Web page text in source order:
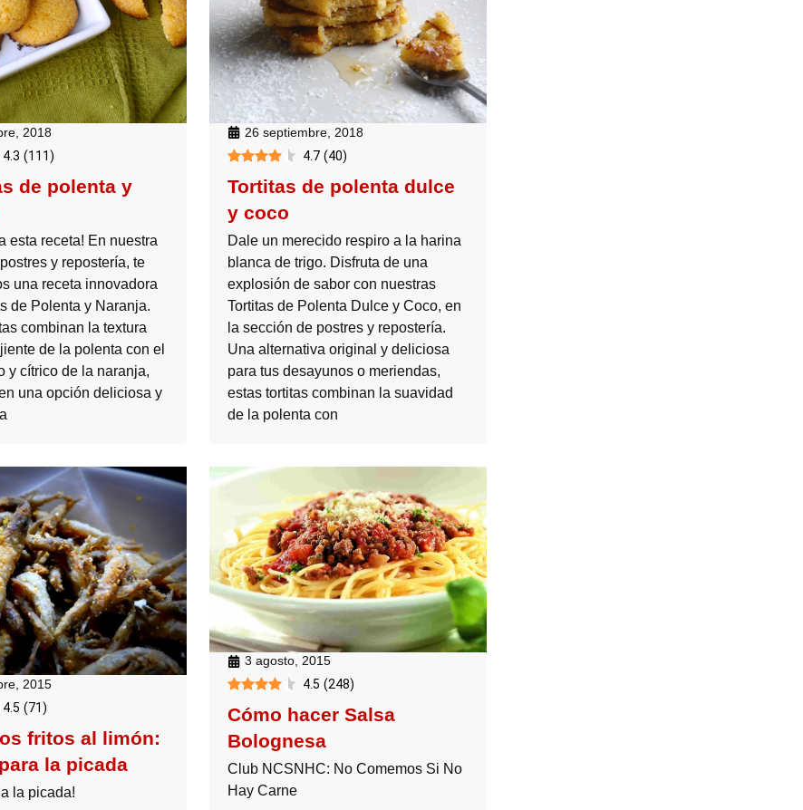
2018
4.3 (111)
de polenta y
esta receta! En nuestra
y repostería, te
una receta innovadora
de Polenta y Naranja.
combinan la textura
de la polenta con el
y cítrico de la naranja,
una opción deliciosa y
26 septiembre, 2018
4.7 (40)
Tortitas de polenta dulce
y coco
Dale un merecido respiro a la harina
blanca de trigo. Disfruta de una
explosión de sabor con nuestras
Tortitas de Polenta Dulce y Coco, en
la sección de postres y repostería.
Una alternativa original y deliciosa
para tus desayunos o meriendas,
estas tortitas combinan la suavidad
de la polenta con
2015
4.5 (71)
fritos al limón:
la picada
la picada!
3 agosto, 2015
4.5 (248)
Cómo hacer Salsa
Bolognesa
Club NCSNHC: No Comemos Si No
Hay Carne